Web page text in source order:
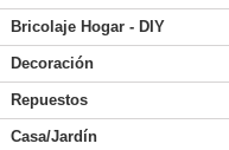
Bricolaje Hogar - DIY
Decoración
Repuestos
Casa/Jardín